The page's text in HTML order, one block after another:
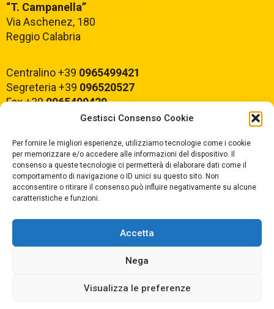
Gestisci Consenso Cookie
Per fornire le migliori esperienze, utilizziamo tecnologie come i cookie
per memorizzare e/o accedere alle informazioni del dispositivo. Il
consenso a queste tecnologie ci permetterà di elaborare dati come il
comportamento di navigazione o ID unici su questo sito. Non
acconsentire o ritirare il consenso può influire negativamente su alcune
caratteristiche e funzioni.
Accetta
Nega
Visualizza le preferenze
“T. Campanella”
Via Aschenez, 180
Reggio Calabria
Centralino +39 0965499421
Segreteria +39 096520527
Fax +390965499420
E-mail: rcvc010005@istruzione.it
PEC:rcvc010005@pec.istruzione.it
ORARIO DI APERTURA
Dal lunedì al Venerdì
dalle ore 07,00 alle ore 18,30
Copyright © 2025 Convitto Nazionale di Stato